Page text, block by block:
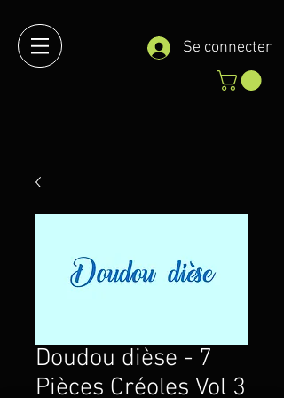
Se connecter
Doudou dièse - 7
Pièces Créoles Vol 3